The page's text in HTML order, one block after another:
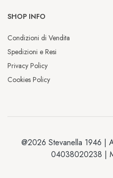
SHOP INFO
Condizioni di Vendita
Spedizioni e Resi
Privacy Policy
Cookies Policy
@2026 Stevanella 1946 |
04038020238 |